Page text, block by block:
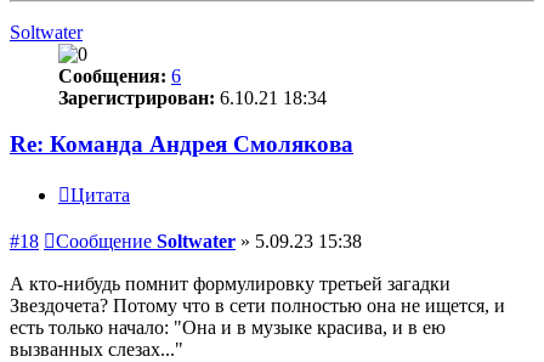
Soltwater
Сообщения: 6
Зарегистрирован: 6.10.21 18:34
Re: Команда Андрея Смолякова
Цитата
#18 Сообщение Soltwater » 5.09.23 15:38
А кто-нибудь помнит формулировку третьей загадки
Звездочета? Потому что в сети полностью она не ищется, и
есть только начало: "Она и в музыке красива, и в ею
вызванных слезах..."